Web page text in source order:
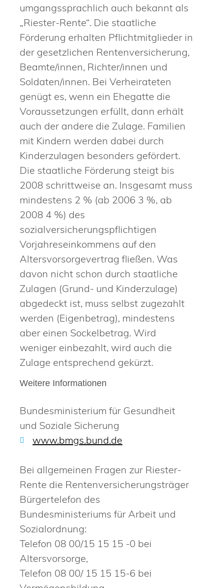
umgangssprachlich auch bekannt als
„Riester-Rente“. Die staatliche
Förderung erhalten Pflichtmitglieder in
der gesetzlichen Rentenversicherung,
Beamte/innen, Richter/innen und
Soldaten/innen. Bei Verheirateten
genügt es, wenn ein Ehegatte die
Voraussetzungen erfüllt, dann erhält
auch der andere die Zulage. Familien
mit Kindern werden dabei durch
Kinderzulagen besonders gefördert.
Die staatliche Förderung steigt bis
2008 schrittweise an. Insgesamt muss
mindestens 2 % (ab 2006 3 %, ab
2008 4 %) des
sozialversicherungspflichtigen
Vorjahreseinkommens auf den
Altersvorsorgevertrag fließen. Was
davon nicht schon durch staatliche
Zulagen (Grund- und Kinderzulage)
abgedeckt ist, muss selbst zugezahlt
werden (Eigenbetrag), mindestens
aber einen Sockelbetrag. Wird
weniger einbezahlt, wird auch die
Zulage entsprechend gekürzt.
Weitere Informationen
Bundesministerium für Gesundheit
und Soziale Sicherung
www.bmgs.bund.de
Bei allgemeinen Fragen zur Riester-
Rente die Rentenversicherungsträger
Bürgertelefon des
Bundesministeriums für Arbeit und
Sozialordnung:
Telefon 08 00/15 15 15 -0 bei
Altersvorsorge,
Telefon 08 00/ 15 15 15-6 bei